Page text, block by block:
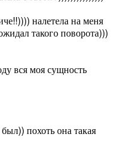
налетела на меня
такого поворота)))
вся моя сущность
похоть она такая